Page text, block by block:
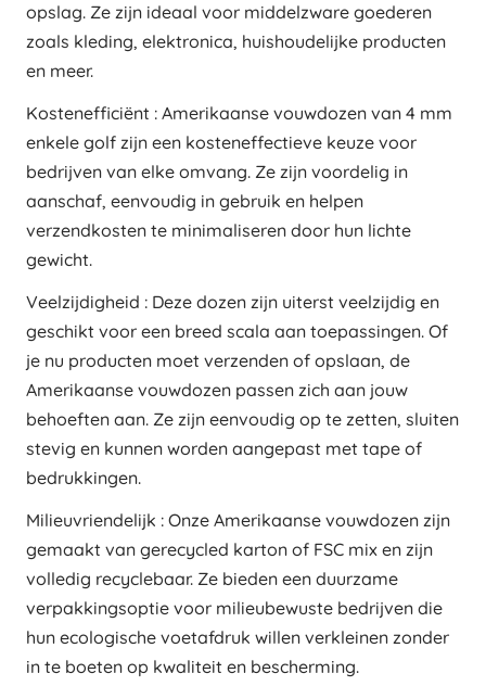
opslag. Ze zijn ideaal voor middelzware goederen
zoals kleding, elektronica, huishoudelijke producten
en meer.
Kostenefficiënt : Amerikaanse vouwdozen van 4 mm
enkele golf zijn een kosteneffectieve keuze voor
bedrijven van elke omvang. Ze zijn voordelig in
aanschaf, eenvoudig in gebruik en helpen
verzendkosten te minimaliseren door hun lichte
gewicht.
Veelzijdigheid : Deze dozen zijn uiterst veelzijdig en
geschikt voor een breed scala aan toepassingen. Of
je nu producten moet verzenden of opslaan, de
Amerikaanse vouwdozen passen zich aan jouw
behoeften aan. Ze zijn eenvoudig op te zetten, sluiten
stevig en kunnen worden aangepast met tape of
bedrukkingen.
Milieuvriendelijk : Onze Amerikaanse vouwdozen zijn
gemaakt van gerecycled karton of FSC mix en zijn
volledig recyclebaar. Ze bieden een duurzame
verpakkingsoptie voor milieubewuste bedrijven die
hun ecologische voetafdruk willen verkleinen zonder
in te boeten op kwaliteit en bescherming.